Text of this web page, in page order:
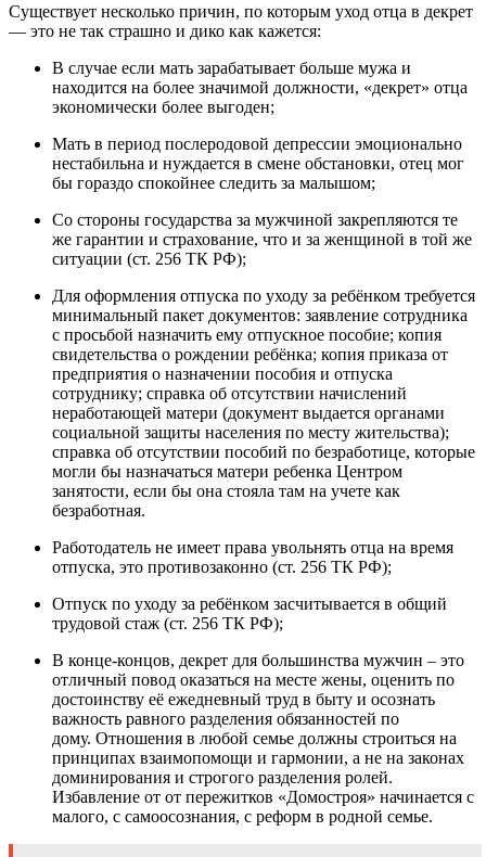
Существует несколько причин, по которым уход отца в декрет
— это не так страшно и дико как кажется:
В случае если мать зарабатывает больше мужа и
находится на более значимой должности, «декрет» отца
экономически более выгоден;
Мать в период послеродовой депрессии эмоционально
нестабильна и нуждается в смене обстановки, отец мог
бы гораздо спокойнее следить за малышом;
Со стороны государства за мужчиной закрепляются те
же гарантии и страхование, что и за женщиной в той же
ситуации (ст. 256 ТК РФ);
Для оформления отпуска по уходу за ребёнком требуется
минимальный пакет документов: заявление сотрудника
с просьбой назначить ему отпускное пособие; копия
свидетельства о рождении ребёнка; копия приказа от
предприятия о назначении пособия и отпуска
сотруднику; справка об отсутствии начислений
неработающей матери (документ выдается органами
социальной защиты населения по месту жительства);
справка об отсутствии пособий по безработице, которые
могли бы назначаться матери ребенка Центром
занятости, если бы она стояла там на учете как
безработная.
Работодатель не имеет права увольнять отца на время
отпуска, это противозаконно (ст. 256 ТК РФ);
Отпуск по уходу за ребёнком засчитывается в общий
трудовой стаж (ст. 256 ТК РФ);
В конце-концов, декрет для большинства мужчин – это
отличный повод оказаться на месте жены, оценить по
достоинству её ежедневный труд в быту и осознать
важность равного разделения обязанностей по
дому. Отношения в любой семье должны строиться на
принципах взаимопомощи и гармонии, а не на законах
доминирования и строгого разделения ролей.
Избавление от от пережитков «Домостроя» начинается с
малого, с самоосознания, с реформ в родной семье.